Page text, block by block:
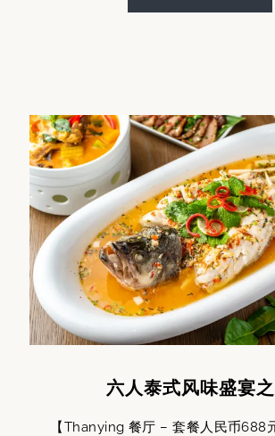
六人泰式风味盛宴
【Thanying 餐厅 – 套餐人民币688